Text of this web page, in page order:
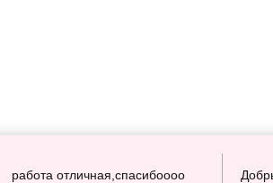
работа отличная,спасибоооо